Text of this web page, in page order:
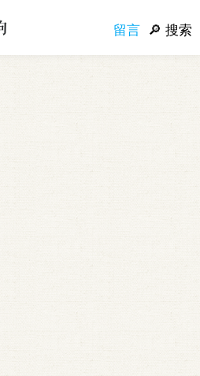
留言 搜索